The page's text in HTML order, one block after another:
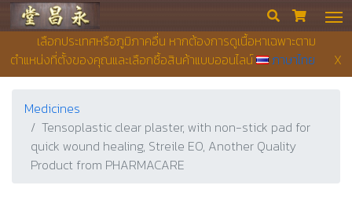
เลือกประเทศหรือภูมิภาคอื่น หากต้องการดูเนื้อหาเฉพาะตาม
ตำแหน่งที่ตั้งของคุณและเลือกซื้อสินค้าแบบออนไลน์
ภาษาไทย X
Yong Chieng Pharmacy  
Medicines
Tensoplastic clear plaster, with non-stick pad for
quick wound healing, Streile EO, Another Quality
Product from PHARMACARE